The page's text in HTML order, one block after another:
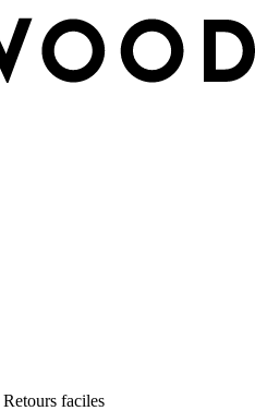
Retours faciles